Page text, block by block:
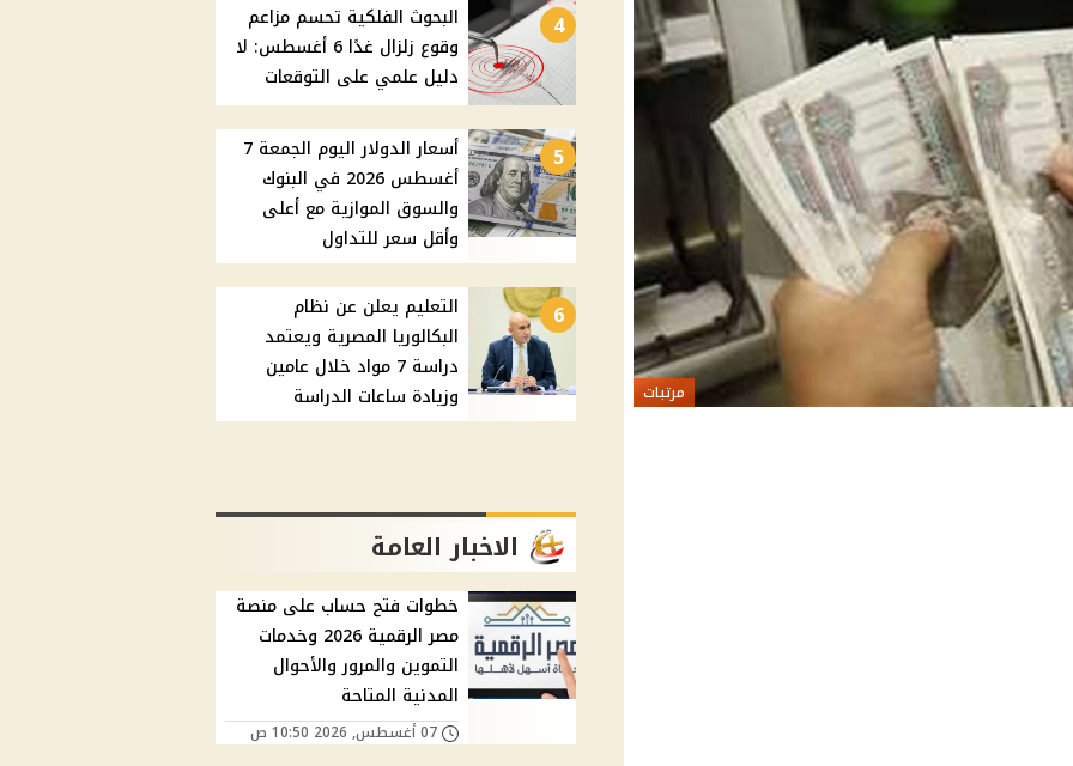
مرتبات
4
البحوث الفلكية تحسم مزاعم
وقوع زلزال غدًا 6 أغسطس: لا
دليل علمي على التوقعات
5
أسعار الدولار اليوم الجمعة 7
أغسطس 2026 في البنوك
والسوق الموازية مع أعلى
وأقل سعر للتداول
6
التعليم يعلن عن نظام
البكالوريا المصرية ويعتمد
دراسة 7 مواد خلال عامين
وزيادة ساعات الدراسة
الاخبار العامة
خطوات فتح حساب على منصة
مصر الرقمية 2026 وخدمات
التموين والمرور والأحوال
المدنية المتاحة
07 أغسطس, 2026 10:50 ص